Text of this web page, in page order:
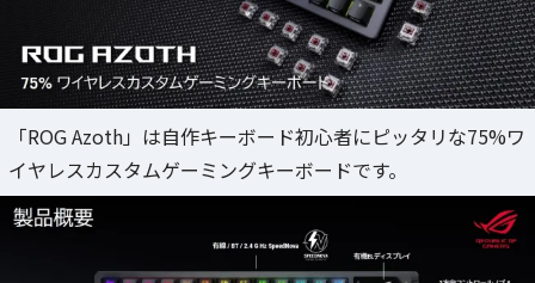
「ROG Azoth」は自作キーボード初心者にピッタリな75%ワ
イヤレスカスタムゲーミングキーボードです。